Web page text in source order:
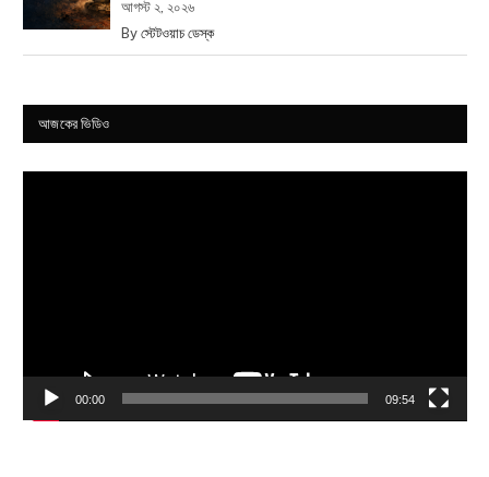
আগস্ট ২, ২০২৬
By স্টেটওয়াচ ডেস্ক
আজকের ভিডিও
00:00 09:54